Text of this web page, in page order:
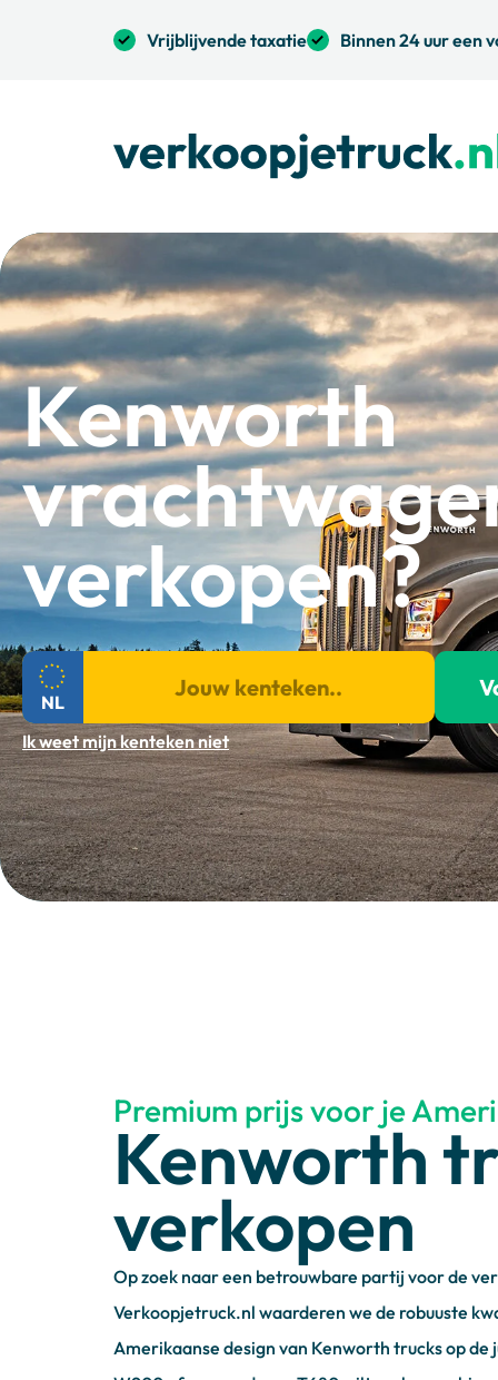
Vrijblijvende taxatie Binnen 24 uur een
Kenworth
verkopen?
NL
Ik weet mijn kenteken niet
Premium prijs voor je
Kenworth
verkopen
Op zoek naar een betrouwbare partij voor de
Verkoopjetruck.nl waarderen we de robuuste
Amerikaanse design van Kenworth trucks op de